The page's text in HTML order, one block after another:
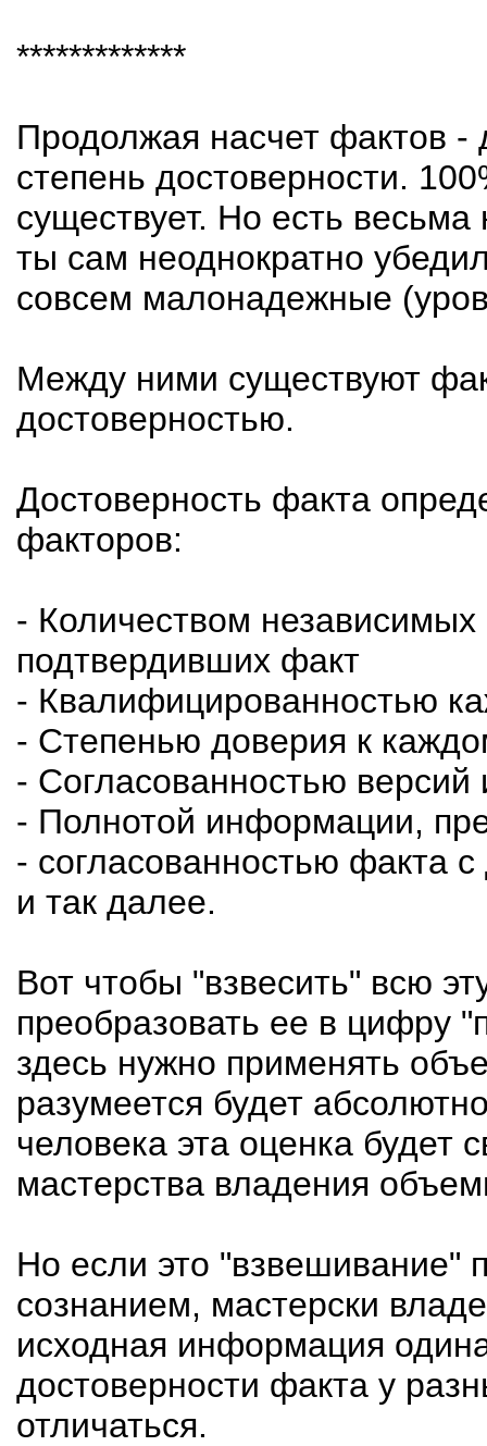
*************
Продолжая насчет фактов
степень достоверности.
существует. Но есть
ты сам неоднократно
совсем малонадежные
Между ними существуют
достоверностью.
Достоверность факта
факторов:
- Количеством
подтвердивших факт
- Квалифицированностью
- Степенью доверия к
- Согласованностью версий
- Полнотой информации,
- согласованностью факта
и так далее.
Вот чтобы "взвесить" всю
преобразовать ее в цифру
здесь нужно применять
разумеется будет
человека эта оценка будет
мастерства владения
Но если это "взвешивание"
сознанием, мастерски
исходная информация
достоверности факта у
отличаться.